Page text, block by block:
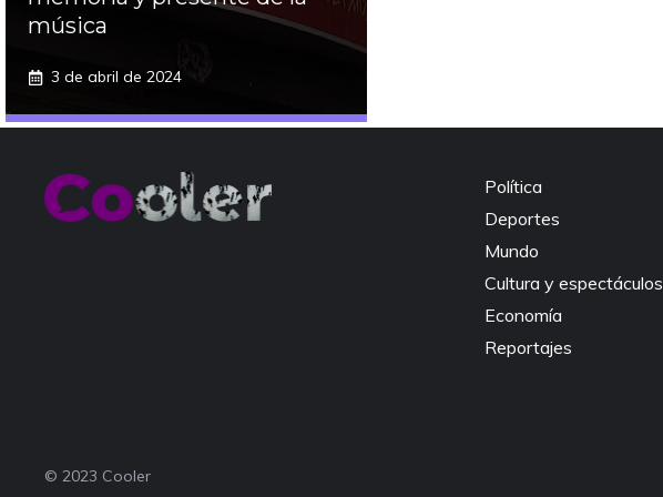
música
3 de abril de 2024
Política
Deportes
Mundo
Cultura y espectáculos
Economía
Reportajes
© 2023 Cooler